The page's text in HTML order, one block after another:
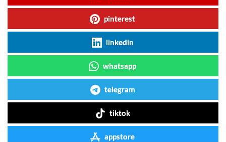
pinterest
linkedin
whatsapp
telegram
tiktok
appstore